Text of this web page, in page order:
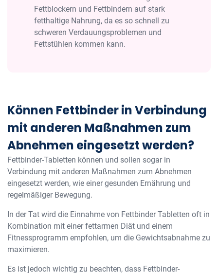
Fettblockern und Fettbindern auf stark
fetthaltige Nahrung, da es so schnell zu
schweren Verdauungsproblemen und
Fettstühlen kommen kann.
Können Fettbinder in Verbindung
mit anderen Maßnahmen zum
Abnehmen eingesetzt werden?
Fettbinder-Tabletten können und sollen sogar in
Verbindung mit anderen Maßnahmen zum Abnehmen
eingesetzt werden, wie einer gesunden Ernährung und
regelmäßiger Bewegung.
In der Tat wird die Einnahme von Fettbinder Tabletten oft in
Kombination mit einer fettarmen Diät und einem
Fitnessprogramm empfohlen, um die Gewichtsabnahme zu
maximieren.
Es ist jedoch wichtig zu beachten, dass Fettbinder-